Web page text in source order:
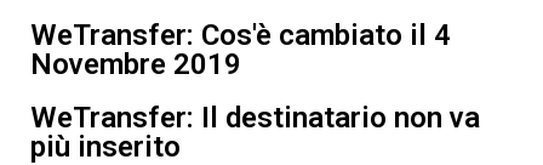
WeTransfer: Cos'è cambiato il 4
Novembre 2019
WeTransfer: Il destinatario non va
più inserito